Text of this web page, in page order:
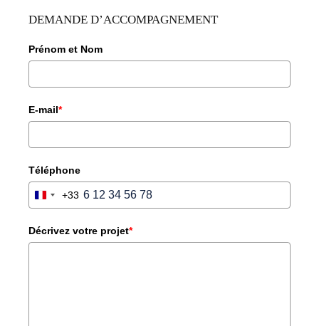
DEMANDE D’ACCOMPAGNEMENT
Prénom et Nom
E-mail*
Téléphone
FRANCE
+33
Décrivez votre projet*